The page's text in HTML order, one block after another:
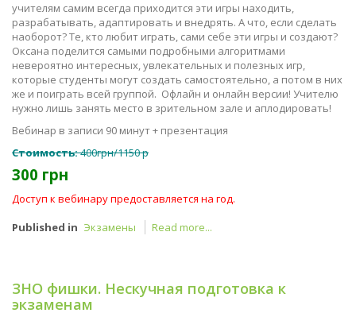
учителям самим всегда приходится эти игры находить,
разрабатывать, адаптировать и внедрять. А что, если сделать
наоборот? Те, кто любит играть, сами себе эти игры и создают?
Оксана поделится самыми подробными алгоритмами
невероятно интересных, увлекательных и полезных игр,
которые студенты могут создать самостоятельно, а потом в них
же и поиграть всей группой. Офлайн и онлайн версии! Учителю
нужно лишь занять место в зрительном зале и аплодировать!
Вебинар в записи 90 минут + презентация
Стоимость:400грн/1150 р
300 грн
Доступ к вебинару предоставляется на год.
Published in Экзамены Read more...
ЗНО фишки. Нескучная подготовка к
экзаменам